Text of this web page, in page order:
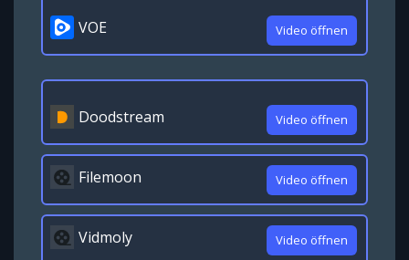
VOE Video öffnen
Doodstream Video öffnen
Filemoon Video öffnen
Vidmoly Video öffnen